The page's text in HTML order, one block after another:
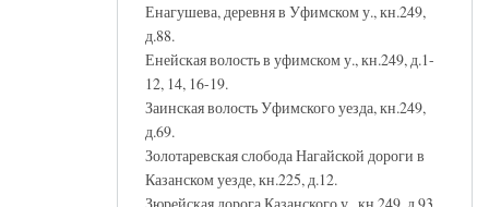
Енагушева, деревня в Уфимском у., кн.249,
д.88.
Енейская волость в уфимском у., кн.249, д.1-
12, 14, 16-19.
Заинская волость Уфимского уезда, кн.249,
д.69.
Золотаревская слобода Нагайской дороги в
Казанском уезде, кн.225, д.12.